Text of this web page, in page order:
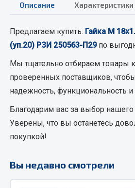
Пресс-масленки
Пружины
Хомуты
Показать ещё
Весь раздел
Соединительные элементы
Тройники
Описание Характеристики
Предлагаем купить: Гайка М
(уп.20) РЗИ 250563-П29по
Мы тщательно отбираем товары
проверенных поставщиков,
надежность, функциональность и
Благодарим вас за выбор нашего
Уверены, что вы останетесь
покупкой!
Вы недавно смотрели